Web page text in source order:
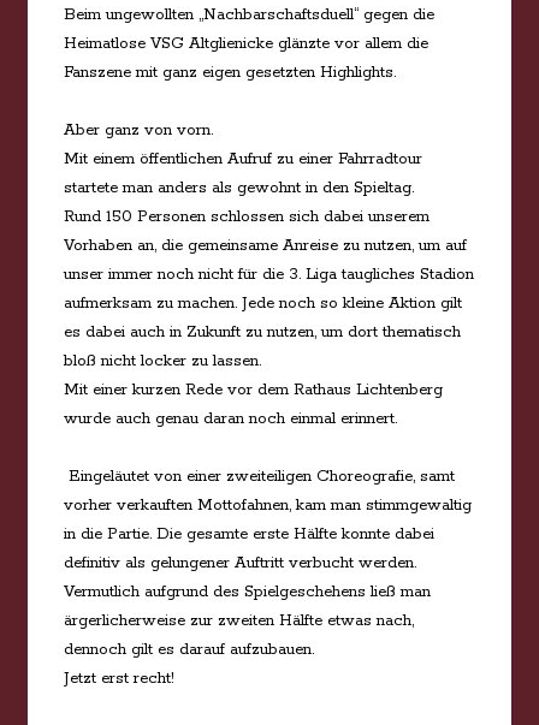
Beim ungewollten „Nachbarschaftsduell“ gegen die
Heimatlose VSG Altglienicke glänzte vor allem die
Fanszene mit ganz eigen gesetzten Highlights.
Aber ganz von vorn.
Mit einem öffentlichen Aufruf zu einer Fahrradtour
startete man anders als gewohnt in den Spieltag.
Rund 150 Personen schlossen sich dabei unserem
Vorhaben an, die gemeinsame Anreise zu nutzen, um auf
unser immer noch nicht für die 3. Liga taugliches Stadion
aufmerksam zu machen. Jede noch so kleine Aktion gilt
es dabei auch in Zukunft zu nutzen, um dort thematisch
bloß nicht locker zu lassen.
Mit einer kurzen Rede vor dem Rathaus Lichtenberg
wurde auch genau daran noch einmal erinnert.
Eingeläutet von einer zweiteiligen Choreografie, samt
vorher verkauften Mottofahnen, kam man stimmgewaltig
in die Partie. Die gesamte erste Hälfte konnte dabei
definitiv als gelungener Auftritt verbucht werden.
Vermutlich aufgrund des Spielgeschehens ließ man
ärgerlicherweise zur zweiten Hälfte etwas nach,
dennoch gilt es darauf aufzubauen.
Jetzt erst recht!